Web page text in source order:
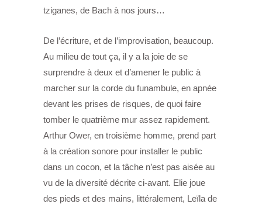
tziganes, de Bach à nos jours…
De l’écriture, et de l’improvisation, beaucoup.
Au milieu de tout ça, il y a la joie de se
surprendre à deux et d’amener le public à
marcher sur la corde du funambule, en apnée
devant les prises de risques, de quoi faire
tomber le quatrième mur assez rapidement.
Arthur Ower, en troisième homme, prend part
à la création sonore pour installer le public
dans un cocon, et la tâche n’est pas aisée au
vu de la diversité décrite ci-avant. Elie joue
des pieds et des mains, littéralement, Leïla de